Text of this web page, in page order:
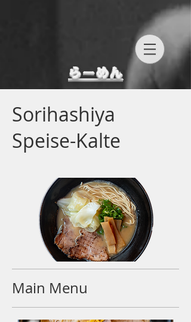
らーめん
Sorihashiya
Speise-Kalte
Main Menu